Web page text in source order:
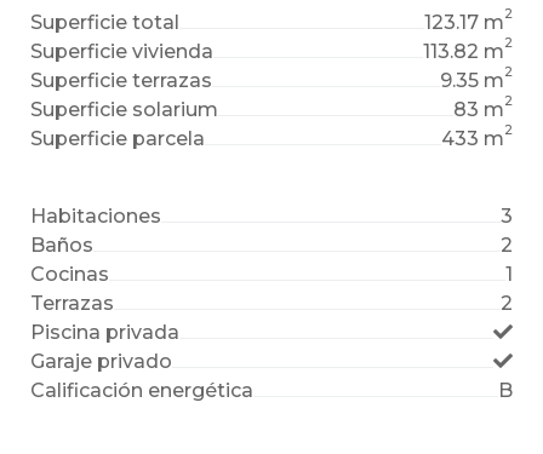
Superficie total 123.17 m2
Superficie vivienda 113.82 m2
Superficie terrazas 9.35 m2
Superficie solarium 83 m2
Superficie parcela 433 m2
Habitaciones
3
Baños
2
Cocinas
1
Terrazas
2
Piscina privada
Garaje privado
Calificación energética
B